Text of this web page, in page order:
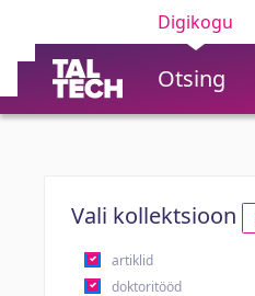
Digikogu
Otsing
Vali kollektsioon
artiklid
doktoritööd